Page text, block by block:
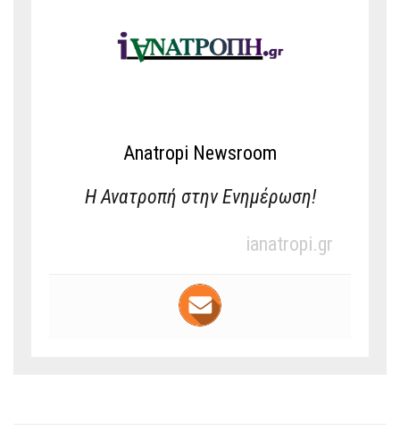
Anatropi Newsroom
Η Ανατροπή στην Ενημέρωση!
ianatropi.gr